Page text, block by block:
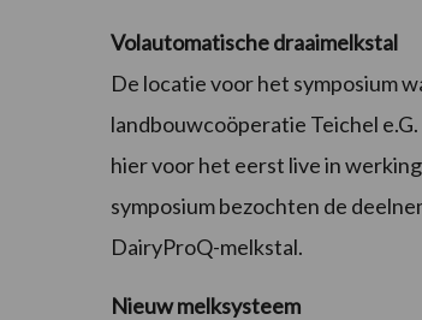
Volautomatische draaimelkstal
De locatie voor het symposium
landbouwcoöperatie Teichel
hier voor het eerst live in
symposium bezochten de
DairyProQ-melkstal.
Nieuw melksysteem